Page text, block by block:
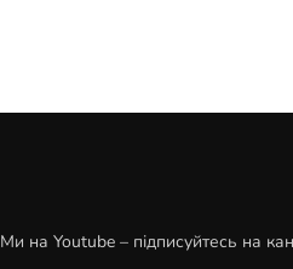
Ми на Youtube – підписуйтесь на